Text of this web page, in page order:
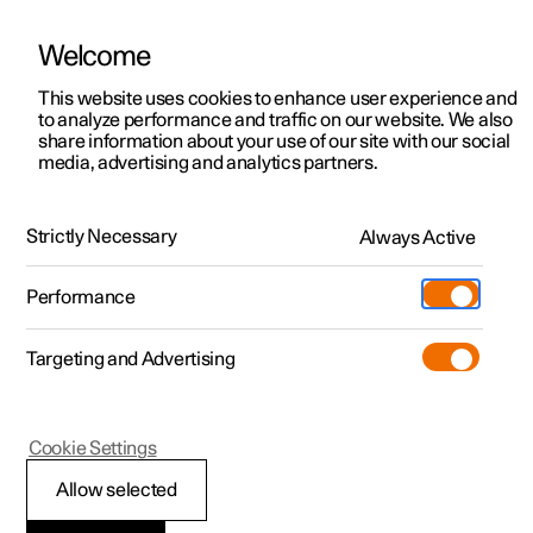
Polestar 2
Polestar 3
Polestar 4
Pre-owned
Shop
Mere
Udforsk Polestar 2
Kampagner
Nye lagerbiler
Prøvetur
Nye lagerbiler
Udforsk Polestar 4
Kampagner
Nye lagerbiler
Pre-owned-programmet
Pre-owned Polestar 2
Kampagner til privatkunder
Tilbud til erhvervskunder
Nye lagerbiler
Byg din bil
Pre-owned
Prøvetur
Extras tilbehør
(Åbner i et nyt vindue)
Experiences
Firmabil
Find os
Servicelokationer
Ejerskab
Opladning
Om Polestar
Bæredygtighed
HåndbogVideogalleriSoftwareopdateringer
Nøglefri låsning og oplåsning
Polestar 2
Låse bagklap op
Welcome
This website uses cookies to enhance user experience and
to analyze performance and traffic on our website. We also
share information about your use of our site with our social
media, advertising and analytics partners.
Strictly Necessary Always Active
Performance
Targeting and Advertising
Allow selected
Cookie Settings